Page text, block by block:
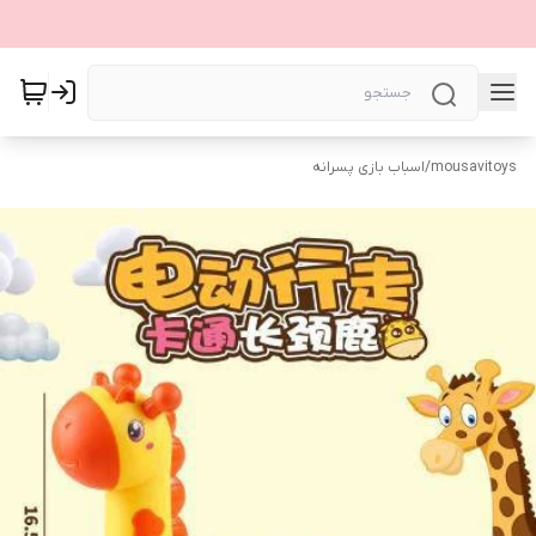
mousavitoys
/اسباب بازی پسرانه